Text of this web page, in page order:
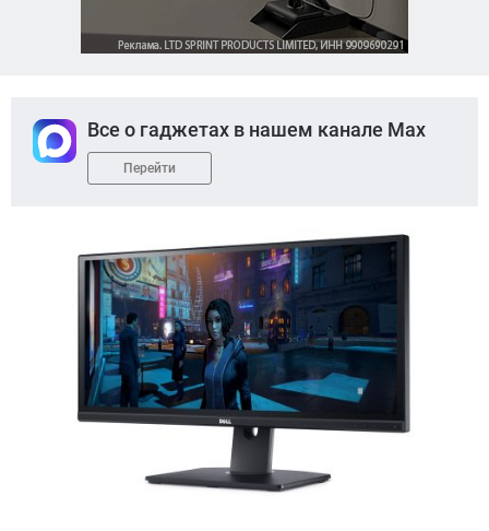
Все о гаджетах в нашем канале Max
Перейти